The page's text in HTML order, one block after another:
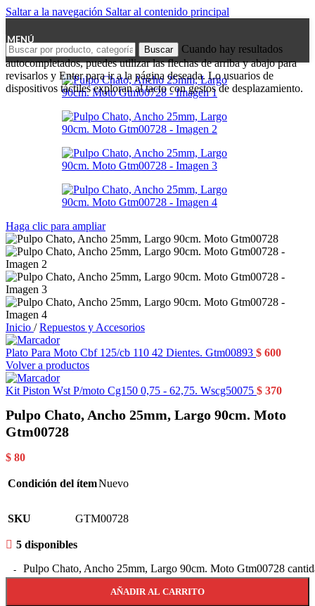
Saltar a la navegación Saltar al contenido principal
MENÚ
Buscar
Cuando hay resultados
autocompletados, puedes utilizar las flechas de arriba y abajo para
revisarlos y Enter para ir a la página deseada. Lo usuarios de
dispositivos táctiles exploran al tacto con gestos de desplazamiento.
Haga clic para ampliar
Inicio / Repuestos y Accesorios
Plato Para Moto Cbf 125/cb 110 42 Dientes. Gtm00893 $ 600
Volver a productos
Kit Piston Wst P/moto Cg150 0,75 - 62,75. Wscg50075 $ 370
Pulpo Chato, Ancho 25mm, Largo 90cm. Moto
Gtm00728
$ 80
Condición del ítemNuevo
SKU GTM00728
5 disponibles
Pulpo Chato, Ancho 25mm, Largo 90cm. Moto Gtm00728
AÑADIR AL CARRITO